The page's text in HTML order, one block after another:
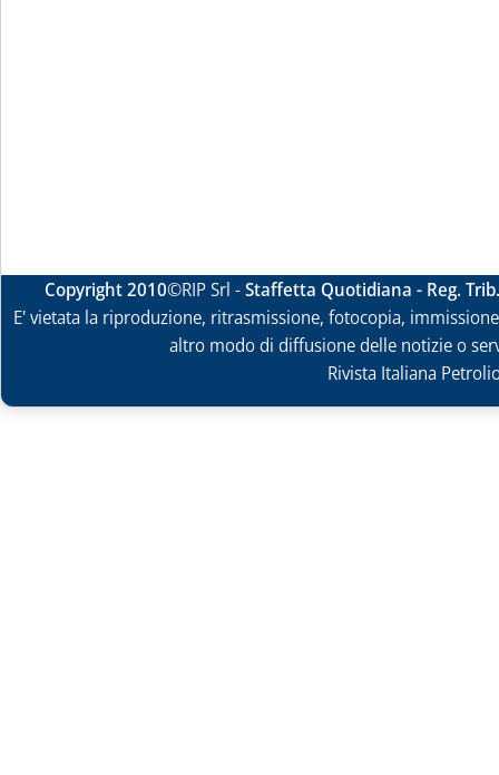
Copyright 2010©RIP Srl -Staffetta Quotidiana - Reg.
E' vietata la riproduzione, ritrasmissione, fotocopia,
altro modo di diffusione delle notizie o
Rivista Italiana